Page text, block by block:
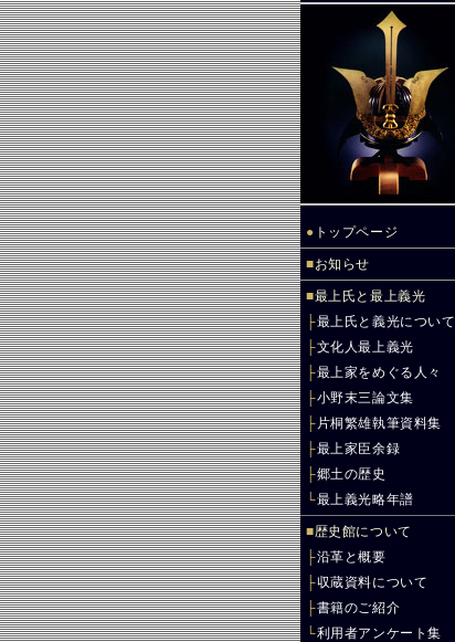
● トップページ
■お知らせ
■最上氏と最上義光
├最上氏と義光について
├文化人最上義光
├最上家をめぐる人々
├小野末三論文集
├ 片桐繁雄執筆資料集
├最上家臣余録
├郷土の歴史
└最上義光略年譜
■歴史館について
├沿革と概要
├収蔵資料について
├書籍のご紹介
└利用者アンケート集